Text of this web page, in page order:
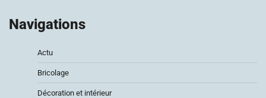
Navigations
Actu
Bricolage
Décoration et intérieur